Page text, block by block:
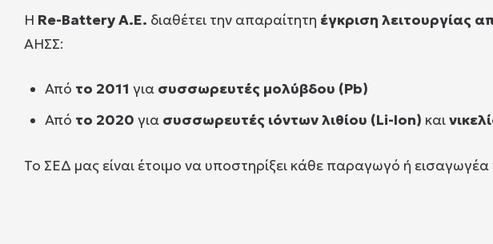
Η Re-Battery Α.Ε. διαθέτει την απαραίτητη έγκριση λειτουργίας
ΑΗΣΣ:
Από το 2011 για συσσωρευτές μολύβδου (Pb)
Από το 2020 για συσσωρευτές ιόντων λιθίου (Li-Ion) και
Το ΣΕΔ μας είναι έτοιμο να υποστηρίξει κάθε παραγωγό ή